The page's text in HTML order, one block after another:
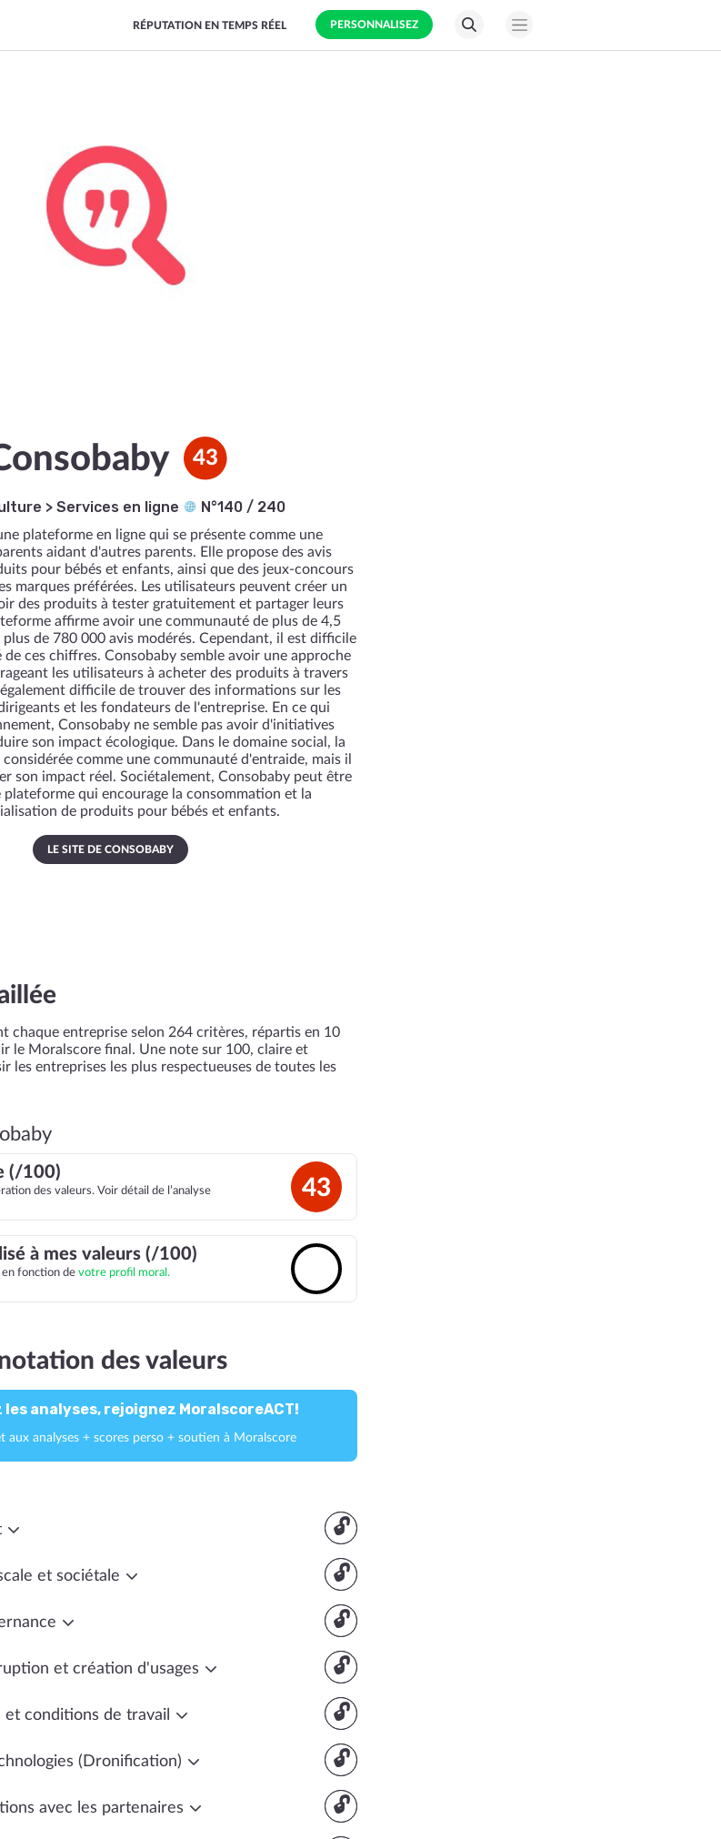
PERSONNALISEZ
RÉPUTATION EN TEMPS RÉEL
43
> Services en ligne N°140 / 240
plateforme en ligne qui se présente comme une
aidant d'autres parents. Elle propose des avis
pour bébés et enfants, ainsi que des jeux-concours
marques préférées. Les utilisateurs peuvent créer un
des produits à tester gratuitement et partager leurs
affirme avoir une communauté de plus de 4,5
de 780 000 avis modérés. Cependant, il est difficile
ces chiffres. Consobaby semble avoir une approche
les utilisateurs à acheter des produits à travers
difficile de trouver des informations sur les
et les fondateurs de l'entreprise. En ce qui
Consobaby ne semble pas avoir d'initiatives
son impact écologique. Dans le domaine social, la
comme une communauté d'entraide, mais il
son impact réel. Sociétalement, Consobaby peut être
plateforme qui encourage la consommation et la
de produits pour bébés et enfants.
LE SITE DE CONSOBABY
chaque entreprise selon 264 critères, répartis en 10
le Moralscore final. Une note sur 100, claire et
les entreprises les plus respectueuses de toutes les
(/100)
des valeurs. Voir détail de l’analyse
43
à mes valeurs (/100)
en fonction de votre profil moral.
des valeurs
les analyses, rejoignez MoralscoreACT!
aux analyses + scores perso + soutien à Moralscore
🔓
🔓
et sociétale
🔓
🔓
et création d'usages
🔓
et conditions de travail
🔓
(Dronification)
🔓
avec les partenaires